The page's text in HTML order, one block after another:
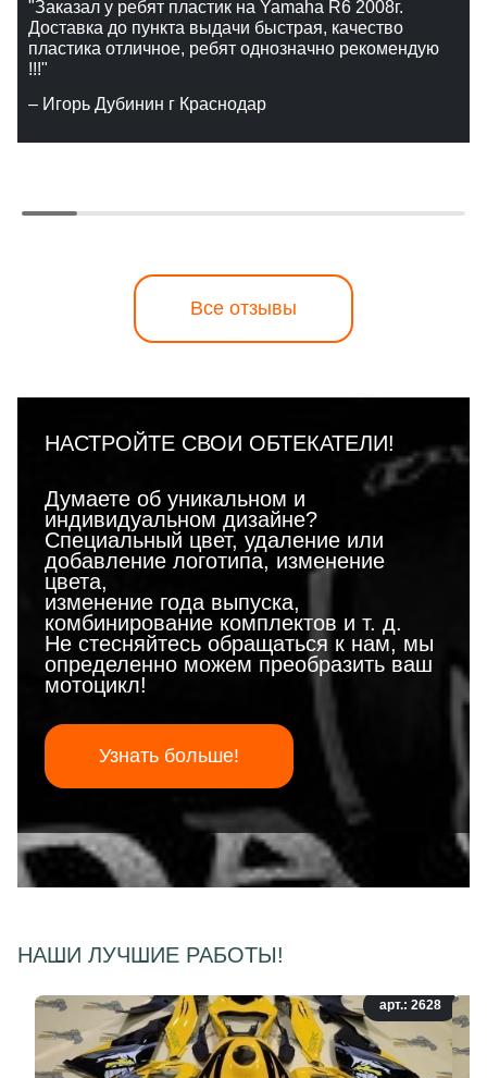
"Заказал у ребят пластик на Yamaha R6 2008г.
Доставка до пункта выдачи быстрая, качество
пластика отличное, ребят однозначно рекомендую
!!!"
– Игорь Дубинин г Краснодар
Все отзывы
НАСТРОЙТЕ СВОИ ОБТЕКАТЕЛИ!
Думаете об уникальном и
индивидуальном дизайне?
Специальный цвет, удаление или
добавление логотипа, изменение
цвета,
изменение года выпуска,
комбинирование комплектов и т. д.
Не стесняйтесь обращаться к нам, мы
определенно можем преобразить ваш
мотоцикл!
Узнать больше!
НАШИ ЛУЧШИЕ РАБОТЫ!
арт.: 2628